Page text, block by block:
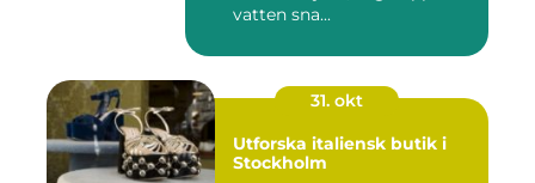
vatten sna...
31. okt
Utforska italiensk butik i
Stockholm